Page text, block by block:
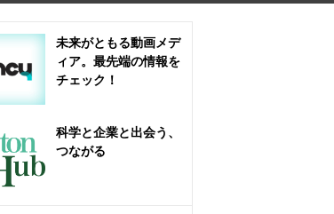
未来がともる動画メデ
ィア。最先端の情報を
チェック！
科学と企業と出会う、
つながる